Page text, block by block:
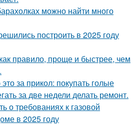
можно найти много
построить в 2025 году
правило, проще и быстрее, чем
за прикол: покупать голые
за две недели делать ремонт.
о требованиях к газовой
в 2025 году